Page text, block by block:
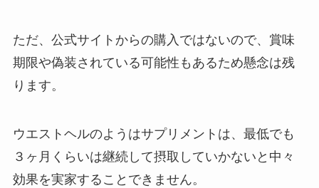
ただ、公式サイトからの購入ではないので、賞味
期限や偽装されている可能性もあるため懸念は残
ります。
ウエストヘルのようはサプリメントは、最低でも
３ヶ月くらいは継続して摂取していかないと中々
効果を実家することできません。